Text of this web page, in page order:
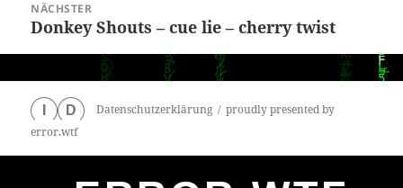
NÄCHSTER
Nächster
Beitrag:
Donkey Shouts – cue lie – cherry twist
D Datenschutzerklärung
proudly presented by
error.wtf